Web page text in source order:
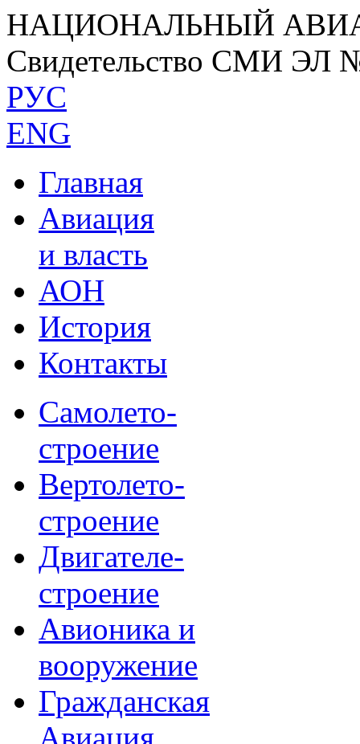
НАЦИОНАЛЬНЫЙ
Свидетельство СМИ ЭЛ
РУС
ENG
Главная
Авиация
и власть
АОН
История
Контакты
Самолето-
строение
Вертолето-
строение
Двигателе-
строение
Авионика и
вооружение
Гражданская